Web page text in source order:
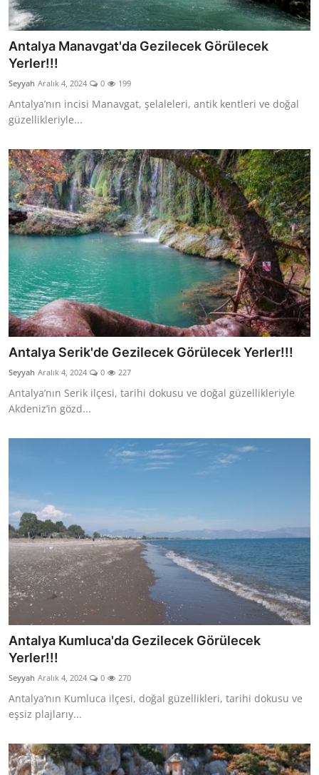
Antalya Manavgat'da Gezilecek Görülecek
Yerler!!!
Seyyah Aralık 4, 2024 0 199
Antalya’nın incisi Manavgat, şelaleleri, antik kentleri ve doğal
güzellikleriyle...
Antalya Serik'de Gezilecek Görülecek Yerler!!!
Seyyah Aralık 4, 2024 0 227
Antalya’nın Serik ilçesi, tarihi dokusu ve doğal güzellikleriyle
Akdeniz’in gözd...
Antalya Kumluca'da Gezilecek Görülecek
Yerler!!!
Seyyah Aralık 4, 2024 0 270
Antalya’nın Kumluca ilçesi, doğal güzellikleri, tarihi dokusu ve
eşsiz plajlarıy...